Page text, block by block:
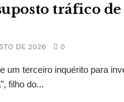
tráfico de
DE 2026 0
um terceiro inquérito para
filho do...